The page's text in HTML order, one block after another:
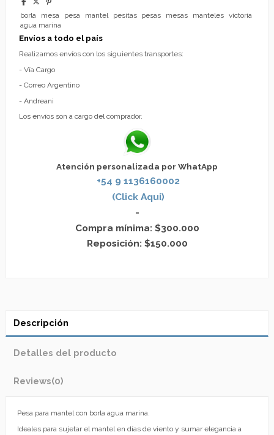
borla mesa pesa mantel pesitas pesas mesas manteles victoria
agua marina
Envíos a todo el país
Realizamos envíos con los siguientes transportes:
- Vía Cargo
- Correo Argentino
- Andreani
Los envíos son a cargo del comprador.
Atención personalizada por WhatApp
+54 9 1136160002
(Click Aqui)
-
Compra mínima: $300.000
Reposición: $150.000
Descripción
Detalles del producto
Reviews(0)
Pesa para mantel con borla agua marina.
Ideales para sujetar el mantel en días de viento y sumar elegancia a